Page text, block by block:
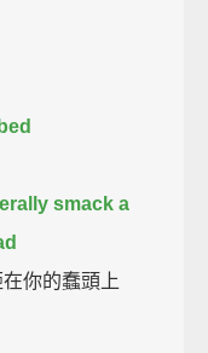
smack a
你的蠢頭上